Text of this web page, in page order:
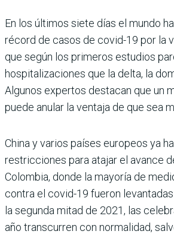
En los últimos siete días el mundo
récord de casos de covid-19 por la
que según los primeros estudios
hospitalizaciones que la delta, la
Algunos expertos destacan que un
puede anular la ventaja de que sea
China y varios países europeos ya
restricciones para atajar el avance
Colombia, donde la mayoría de
contra el covid-19 fueron
la segunda mitad de 2021, las
año transcurren con normalidad,